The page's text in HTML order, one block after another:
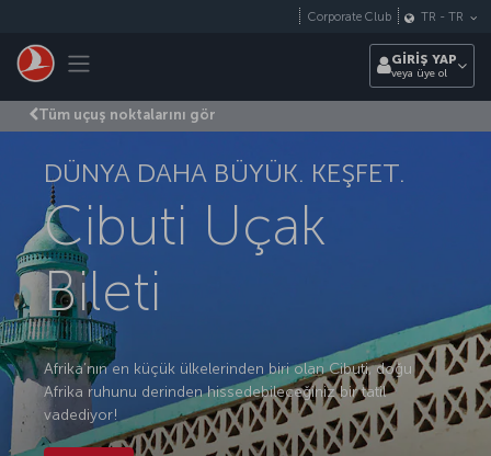
Toggle navigation
Corporate Club TR - TR
GİRİŞ YAP
veya üye ol
Tüm uçuş noktalarını gör
DÜNYA DAHA BÜYÜK. KEŞFET.
Cibuti Uçak
Bileti
Afrika’nın en küçük ülkelerinden biri olan Cibuti, doğu
Afrika ruhunu derinden hissedebileceğiniz bir tatil
vadediyor!